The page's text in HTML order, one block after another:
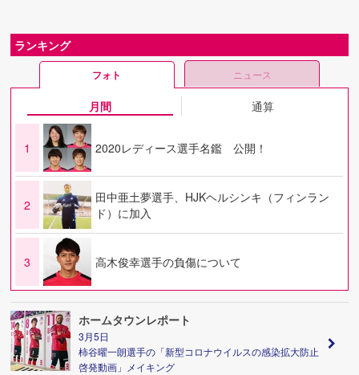
ランキング
フォト ニュース
月間 通算
1 2020レディース選手名鑑 公開！
2
田中亜土夢選手、HJKヘルシンキ（フィンラン
ド）に加入
3 高木俊幸選手の負傷について
ホームタウンレポート
3月5日
柿谷曜一朗選手の「新型コロナウイルスの感染拡大防止
啓発動画」メイキング